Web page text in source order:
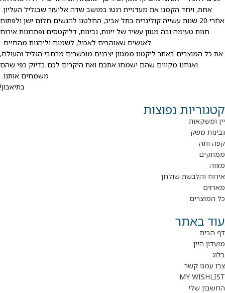
אחת, ויחד הקמנו את מעדניית רנטו במושב שדה אליעזר שבגליל העליון.
אחרי 20 שנות עשייה קולינרית בתל אביב, החלטנו להגשים חלום ישן ולפתוח
חנות טעימה ובה מגוון עשיר של יינות, גבינות, דליקטסים ופתרונות אירוח
לאנשים שאוהבים לאכול, לשמוח וליהנות מהחיים.
את כל המוצרים באתר ליקטנו ממגוון יצרנים מוכשרים מרחבי הגליל והעולם,
ואנחנו מקווים שהם ישמחו אתכם ואת היקרים לכם בדיוק כפי שהם
משמחים אותנו.
בתיאבון!
קטגוריות נפוצות
יין ומשקאות
גבינות משק
קפה ותה
ממתקים
מזווה
אירוח והלבשת שולחן
מארזים
כל המוצרים
עוד באתר
דף הבית
מועדון היין
בלוג
צרו עמנו קשר
MY WISHLIST
החשבון שלי